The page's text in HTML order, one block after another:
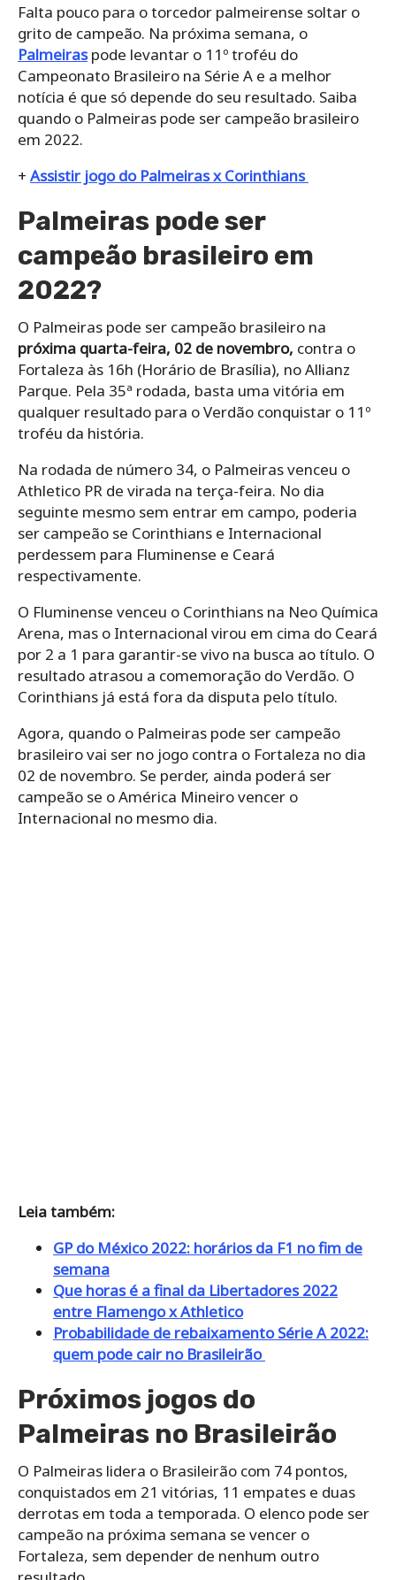
Falta pouco para o torcedor palmeirense soltar o
grito de campeão. Na próxima semana, o
Palmeiraspode levantar o 11º troféu do
Campeonato Brasileiro na Série A e a melhor
notícia é que só depende do seu resultado. Saiba
quando o Palmeiras pode ser campeão brasileiro
em 2022.
+ Assistir jogo do Palmeiras x Corinthians
Palmeiras pode ser
campeão brasileiro em
2022?
O Palmeiras pode ser campeão brasileiro na
próxima quarta-feira, 02 de novembro, contra o
Fortaleza às 16h (Horário de Brasília), no Allianz
Parque. Pela 35ª rodada, basta uma vitória em
qualquer resultado para o Verdão conquistar o 11º
troféu da história.
Na rodada de número 34, o Palmeiras venceu o
Athletico PR de virada na terça-feira. No dia
seguinte mesmo sem entrar em campo, poderia
ser campeão se Corinthians e Internacional
perdessem para Fluminense e Ceará
respectivamente.
O Fluminense venceu o Corinthians na Neo Química
Arena, mas o Internacional virou em cima do Ceará
por 2 a 1 para garantir-se vivo na busca ao título. O
resultado atrasou a comemoração do Verdão. O
Corinthians já está fora da disputa pelo título.
Agora, quando o Palmeiras pode ser campeão
brasileiro vai ser no jogo contra o Fortaleza no dia
02 de novembro. Se perder, ainda poderá ser
campeão se o América Mineiro vencer o
Internacional no mesmo dia.
Leia também:
GP do México 2022: horários da F1 no fim de
semana
Que horas é a final da Libertadores 2022
entre Flamengo x Athletico
Probabilidade de rebaixamento Série A 2022:
quem pode cair no Brasileirão
Próximos jogos do
Palmeiras no Brasileirão
O Palmeiras lidera o Brasileirão com 74 pontos,
conquistados em 21 vitórias, 11 empates e duas
derrotas em toda a temporada. O elenco pode ser
campeão na próxima semana se vencer o
Fortaleza, sem depender de nenhum outro